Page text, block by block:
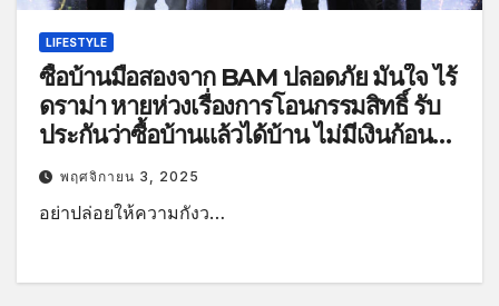
LIFESTYLE
ซื้อบ้านมือสองจาก BAM ปลอดภัย มั่นใจ ไร้
ดราม่า หายห่วงเรื่องการโอนกรรมสิทธิ์ รับ
ประกันว่าซื้อบ้านแล้วได้บ้าน ไม่มีเงินก้อน
มาผ่อนตรงกับ BAM
พฤศจิกายน 3, 2025
อย่าปล่อยให้ความกังว…